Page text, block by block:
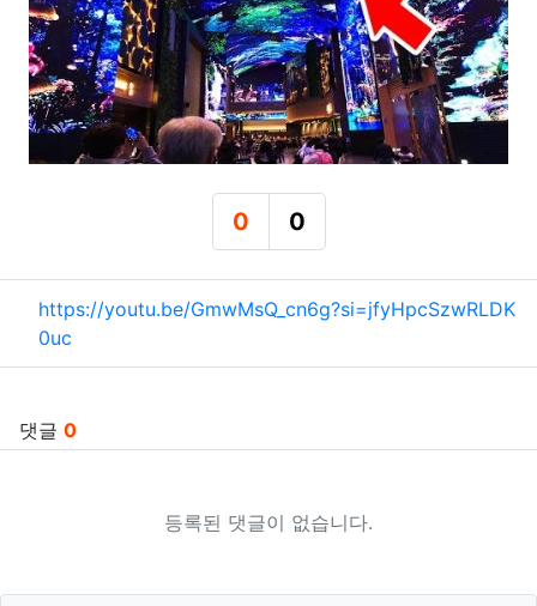
0
추천
0
비추천
관련자료
https://youtu.be/GmwMsQ_cn6g?si=jfyHpcSzwRLDK
0uc
댓글 0
등록된 댓글이 없습니다.